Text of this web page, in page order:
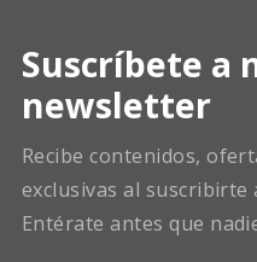
Suscríbete a
newsletter
Recibe contenidos,
exclusivas al
Entérate antes que